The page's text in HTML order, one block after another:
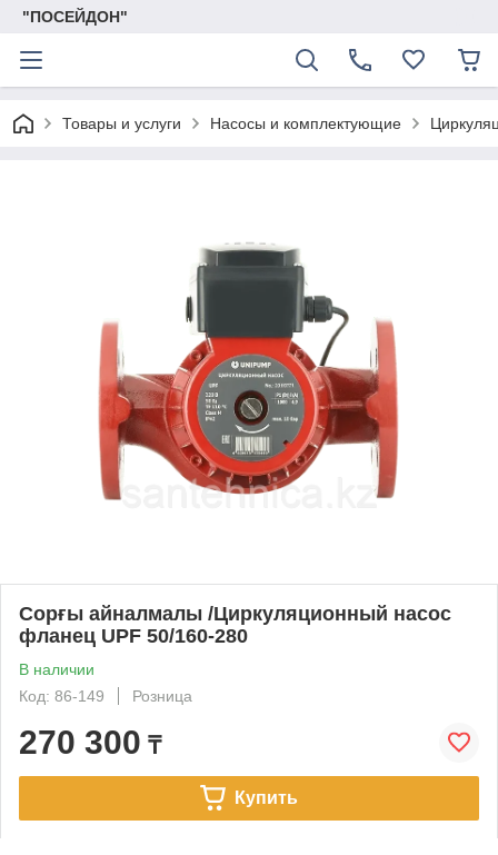
"ПОСЕЙДОН"
Товары и услуги Насосы и комплектующие
Сорғы айналмалы /Циркуляционный насос
фланец UPF 50/160-280
В наличии
Код: 86-149
Розница
270 300 ₸
Купить